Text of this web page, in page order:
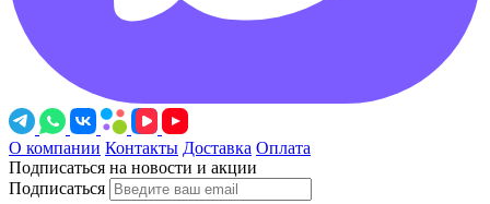
О компании Контакты Доставка Оплата
Подписаться на новости и акции
Подписаться